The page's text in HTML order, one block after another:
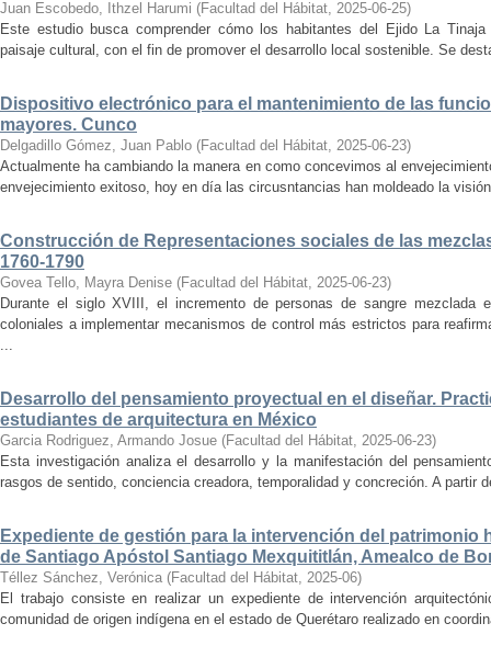
Juan Escobedo, Ithzel Harumi (Facultad del Hábitat, 2025-06-25)
Este estudio busca comprender cómo los habitantes del Ejido La
paisaje cultural, con el fin de promover el desarrollo local sostenible. Se
Dispositivo electrónico para el mantenimiento de las
mayores. Cunco
Delgadillo Gómez, Juan Pablo (Facultad del Hábitat, 2025-06-23)
Actualmente ha cambiando la manera en como concevimos al
envejecimiento exitoso, hoy en día las circusntancias han moldeado la
Construcción de Representaciones sociales de las
1760-1790
Govea Tello, Mayra Denise (Facultad del Hábitat, 2025-06-23)
Durante el siglo XVIII, el incremento de personas de sangre
coloniales a implementar mecanismos de control más estrictos para
...
Desarrollo del pensamiento proyectual en el diseñar.
estudiantes de arquitectura en México
Garcia Rodriguez, Armando Josue (Facultad del Hábitat, 2025-06-23)
Esta investigación analiza el desarrollo y la manifestación del
rasgos de sentido, conciencia creadora, temporalidad y concreción. A partir
Expediente de gestión para la intervención del patrimonio
de Santiago Apóstol Santiago Mexquititlán, Amealco de
Téllez Sánchez, Verónica (Facultad del Hábitat, 2025-06)
El trabajo consiste en realizar un expediente de intervención
comunidad de origen indígena en el estado de Querétaro realizado en